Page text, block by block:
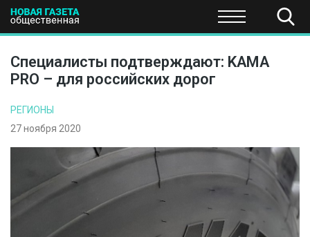
ПОЛИТИКА ЭКОНОМИКА НАУКА И
Специалисты подтверждают: KAMA
PRO – для российских дорог
РЕГИОНЫ
27 ноября 2020